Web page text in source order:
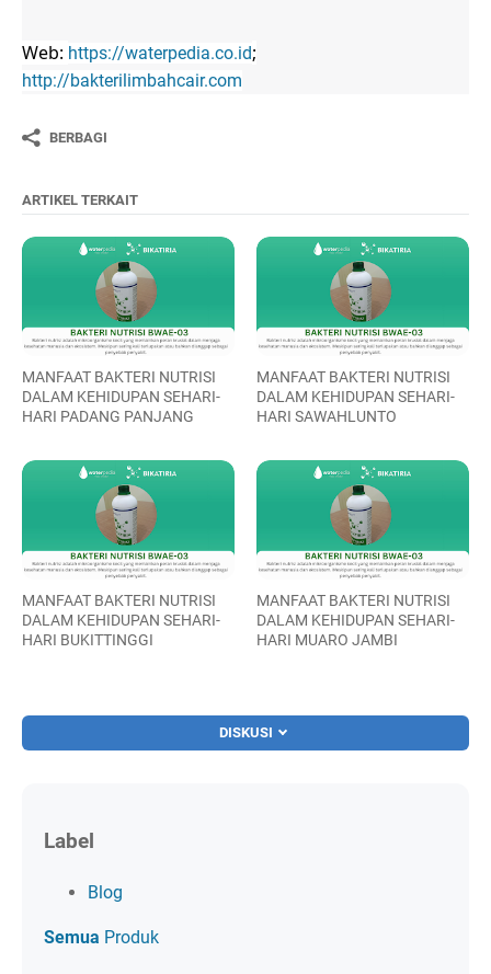
Web: https://waterpedia.co.id;
http://bakterilimbahcair.com
BERBAGI
ARTIKEL TERKAIT
MANFAAT BAKTERI NUTRISI
DALAM KEHIDUPAN SEHARI-
HARI PADANG PANJANG
MANFAAT BAKTERI NUTRISI
DALAM KEHIDUPAN SEHARI-
HARI SAWAHLUNTO
MANFAAT BAKTERI NUTRISI
DALAM KEHIDUPAN SEHARI-
HARI BUKITTINGGI
MANFAAT BAKTERI NUTRISI
DALAM KEHIDUPAN SEHARI-
HARI MUARO JAMBI
DISKUSI
Label
Blog
Semua Produk